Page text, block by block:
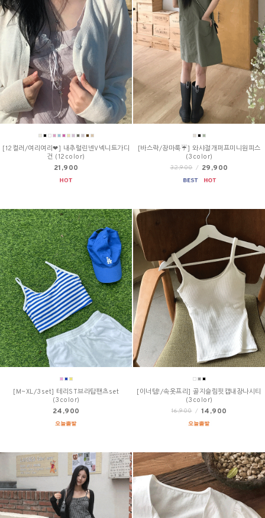
[12컬러/여리여리❤] 내추럴린넨V넥니트가디
건 (12color)
21,900
[바스락/장마룩☔] 와샤절개퍼프미니원피스
(3color)
32,900 / 29,900
[M~XL/3set] 테리ST브라탑팬츠set
(3color)
24,900
[이너템!/속옷프리] 골지슬림핏캡내장나시티
(3color)
16,900 / 14,900